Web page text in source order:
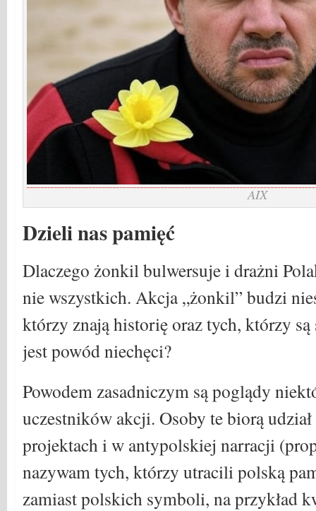
AIX
Dzieli nas pamięć
Dlaczego żonkil bulwersuje i drażni
nie wszystkich. Akcja „żonkil” budzi
którzy znają historię oraz tych, którzy są
jest powód niechęci?
Powodem zasadniczym są poglądy
uczestników akcji. Osoby te biorą
projektach i w antypolskiej narracji
nazywam tych, którzy utracili polską
zamiast polskich symboli, na przykład